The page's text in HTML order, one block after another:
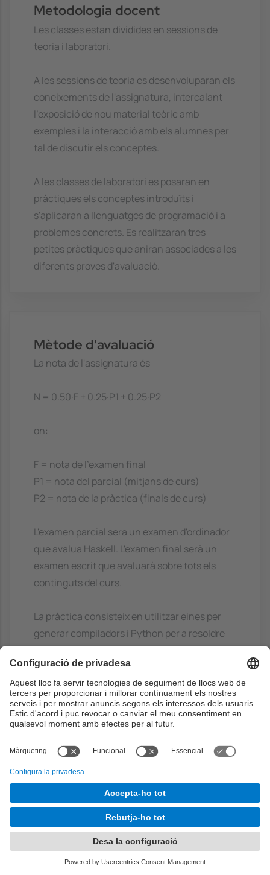
Metodologia docent
Les classes estan dividides en sessions de
teoria i laboratori.
A les sessions de teoria es desenvoluparan els
coneixements de l'assignatura, intercalant
l'exposició de nou material teòric amb
exemples i la interacció amb els alumnes per
tal de discutir els conceptes.
A les classes de laboratori es posaran en
pràctiques els conceptes introduïts i
s'aplicaran a llenguatges de programació i a
problemes concrets. Es realitzaran tres
petites pràctiques que aniran associades a les
diferents proves d'avaluació.
Mètode d'avaluació
La nota de l'assignatura és
N = 0.50·F + 0.25·P1 + 0.25·P2
on:
F = nota de l'examen final
P1 = nota del parcial (mitjans de curs)
P2 = nota de la pràctica (finals de curs)
L'examen parcial sera un examen d'ordinador
que avalua Haskell. L'examen final serà un
examen escrit que avaluarà sobre tots els
continguts del curs.
La pràctica consisteix en utilitzar eines per
generar compiladors i Python per a resoldre
un cas pràctic. S'haurà de preparar un vídeo i
un document escrit sobre les propietats d'un
llenguatge de programació. Les qualificacions
de les competències transversals s'obtenen
de la pràctica.
Bibliografia
Compiler design
- Wilhelm, R.; Maurer, D,
Addison-Wesley, 1995. ISBN: 978-